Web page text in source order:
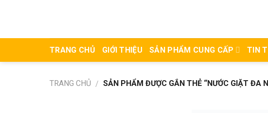
TRANG CHỦ GIỚI THIỆU SẢN PHẨM CUNG CẤP TIN
TRANG CHỦ / SẢN PHẨM ĐƯỢC GẮN THẺ “NƯỚC GIẶT ĐA